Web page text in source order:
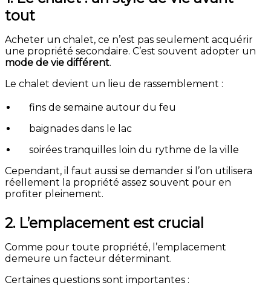
tout
Acheter un chalet, ce n’est pas seulement acquérir
une propriété secondaire. C’est souvent adopter un
mode de vie différent.
Le chalet devient un lieu de rassemblement :
fins de semaine autour du feu
baignades dans le lac
soirées tranquilles loin du rythme de la ville
Cependant, il faut aussi se demander si l’on utilisera
réellement la propriété assez souvent pour en
profiter pleinement.
2. L’emplacement est crucial
Comme pour toute propriété, l’emplacement
demeure un facteur déterminant.
Certaines questions sont importantes :